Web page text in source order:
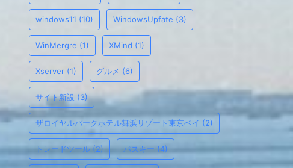
windows11 (10) WindowsUpfate (3)
WinMergre (1) XMind (1)
Xserver (1) グルメ (6)
サイト新設 (3)
ザロイヤルパークホテル舞浜リゾート東京ベイ (2)
トレードツール(2) パスキー (4)